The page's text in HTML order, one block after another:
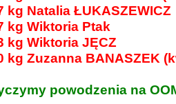
kg Natalia ŁUKASZEWICZ
kg Wiktoria Ptak
kg Wiktoria JĘCZ
kg Zuzanna BANASZEK
powodzenia na